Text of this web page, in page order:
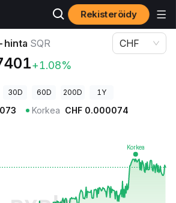
Rekisteröidy
hinta SQR
hinta SQR
+1.08%
CHF
30D 60D 200D 1Y
Korkea CHF 0.000074